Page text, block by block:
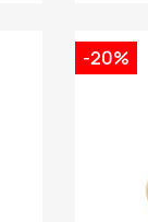
-20%